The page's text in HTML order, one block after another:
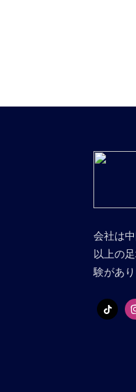
会社は
以上の
験があ